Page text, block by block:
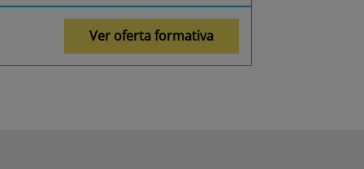
Ver oferta formativa